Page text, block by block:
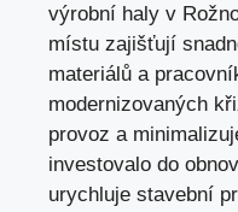
výrobní haly v
místu zajišťují
materiálů a
modernizovaných
provoz a
investovalo do
urychluje stavební